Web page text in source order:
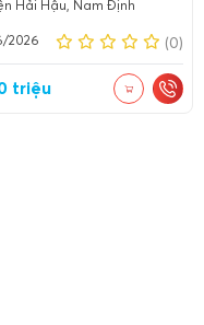
Hải Hậu, Nam Định
2026 (0)
triệu